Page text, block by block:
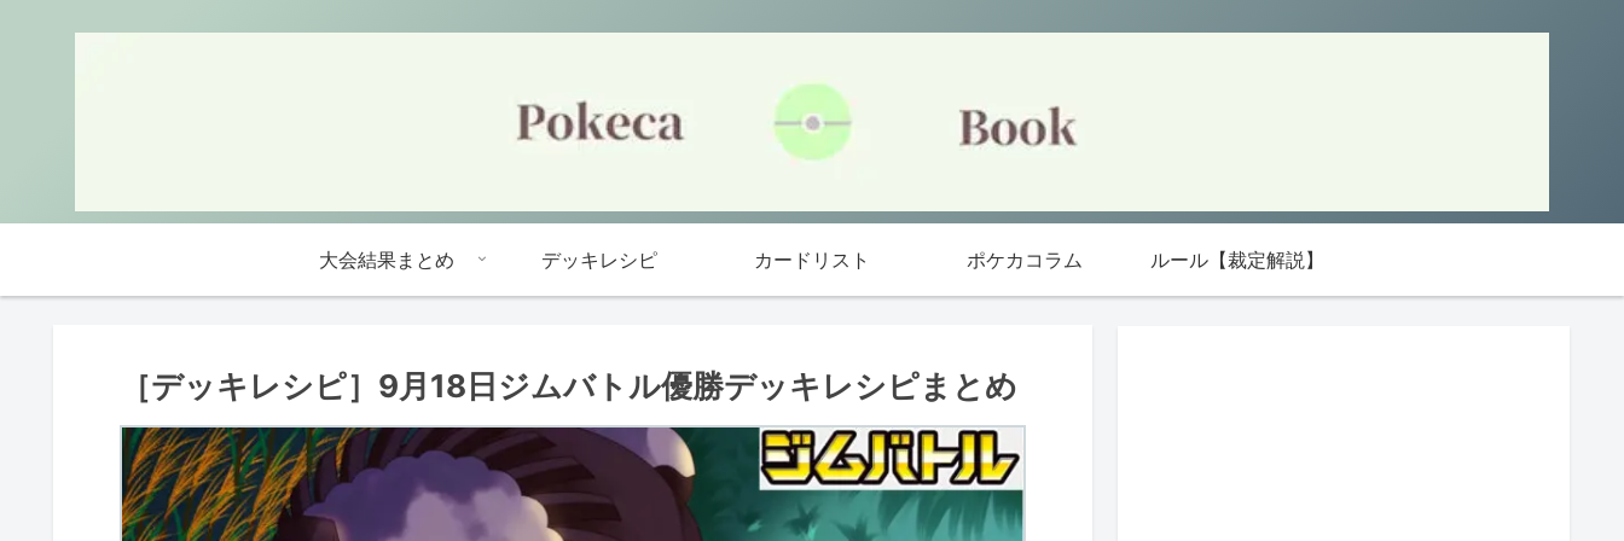
大会結果まとめ デッキレシピ カードリスト ポケカコラム ルール【裁定解説】
［デッキレシピ］9月18日ジムバトル優勝デッキレシピまとめ